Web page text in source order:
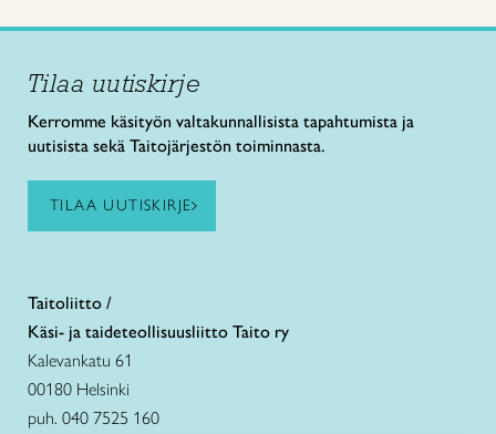
Tilaa uutiskirje
Kerromme käsityön valtakunnallisista tapahtumista ja
uutisista sekä Taitojärjestön toiminnasta.
TILAA UUTISKIRJE
Taitoliitto /
Käsi- ja taideteollisuusliitto Taito ry
Kalevankatu 61
00180 Helsinki
puh. 040 7525 160